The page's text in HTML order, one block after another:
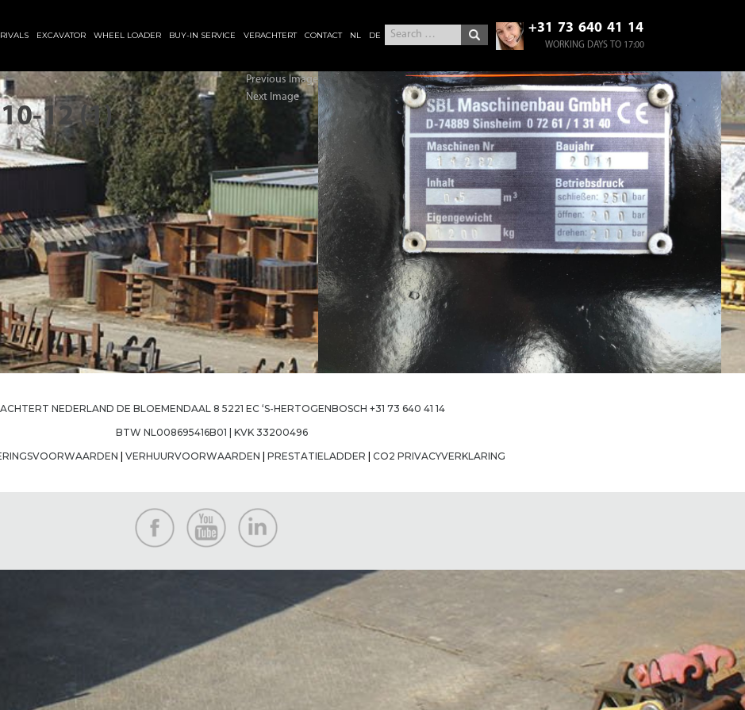
+31 73 640 41 14
WORKING DAYS TO 17:00
EXCAVATOR WHEEL LOADER BUY-IN SERVICE VERACHTERT CONTACT NL DE
12 (1)
Previous Image
Next Image
NEDERLAND DE BLOEMENDAAL 8 5221 EC ‘S-HERTOGENBOSCH +31 73 640 41 14
BTW NL008695416B01 | KVK 33200496
| VERHUURVOORWAARDEN | PRESTATIELADDER | CO2 PRIVACYVERKLARING